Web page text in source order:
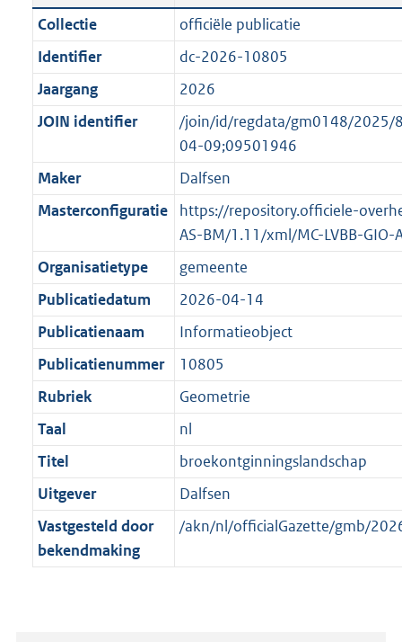
c
a
t
i
e
n
f
o
m
a
a
t
t
e
:
2
2
b
i
c
a
t
i
i
n
f
r
m
a
a
t
t
t
e
:
o
b
e
k
n
d
a
n
d
g
r
o
t
t
e
:
1
K
b
Collectie
officiële publicatie
Identifier
dc-2026-10805
Jaargang
2026
JOIN identifier
/join/id/regdata/gm0148/2025/
04-09;09501946
Maker
Dalfsen
Masterconfiguratie
https://repository.officiele-
AS-BM/1.11/xml/MC-LVBB-GIO-
Organisatietype
gemeente
Publicatiedatum
2026-04-14
Publicatienaam
Informatieobject
Publicatienummer
10805
Rubriek
Geometrie
Taal
nl
Titel
broekontginningslandschap
Uitgever
Dalfsen
Vastgesteld door
bekendmaking
/akn/nl/officialGazette/gmb/